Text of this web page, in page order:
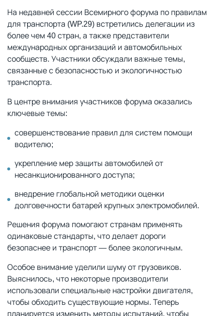
На недавней сессии Всемирного форума по правилам
для транспорта (WP.29) встретились делегации из
более чем 40 стран, а также представители
международных организаций и автомобильных
сообществ. Участники обсуждали важные темы,
связанные с безопасностью и экологичностью
транспорта.
В центре внимания участников форума оказались
ключевые темы:
совершенствование правил для систем помощи
водителю;
укрепление мер защиты автомобилей от
несанкционированного доступа;
внедрение глобальной методики оценки
долговечности батарей крупных электромобилей.
Решения форума помогают странам применять
одинаковые стандарты, что делает дороги
безопаснее и транспорт — более экологичным.
Особое внимание уделили шуму от грузовиков.
Выяснилось, что некоторые производители
использовали специальные настройки двигателя,
чтобы обходить существующие нормы. Теперь
планируется изменить методы испытаний, чтобы